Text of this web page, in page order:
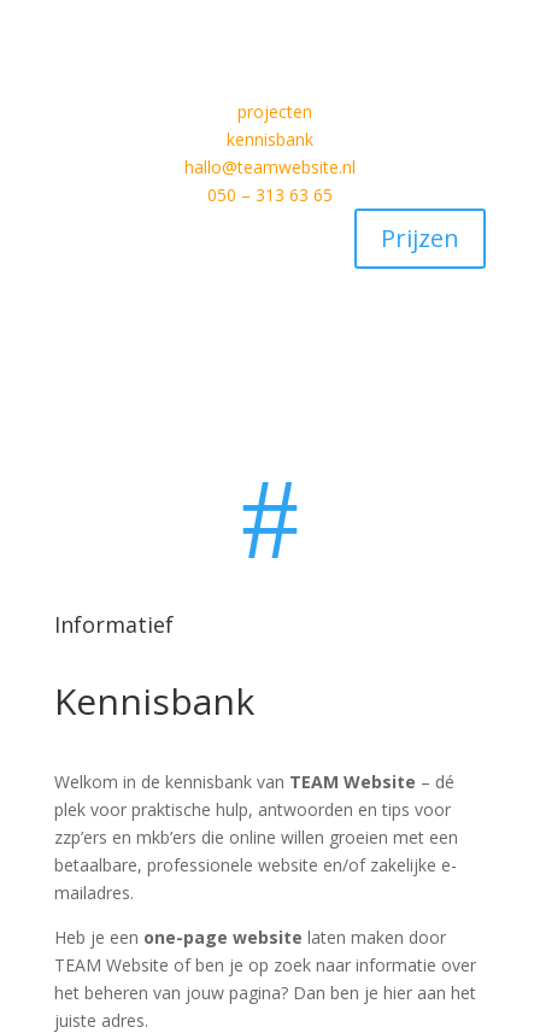
projecten
kennisbank
hallo@teamwebsite.nl
050 – 313 63 65
Prijzen
#
Informatief
Kennisbank
Welkom in de kennisbank van TEAM Website – dé
plek voor praktische hulp, antwoorden en tips voor
zzp’ers en mkb’ers die online willen groeien met een
betaalbare, professionele website en/of zakelijke e-
mailadres.
Heb je een one-page website laten maken door
TEAM Website of ben je op zoek naar informatie over
het beheren van jouw pagina? Dan ben je hier aan het
juiste adres.